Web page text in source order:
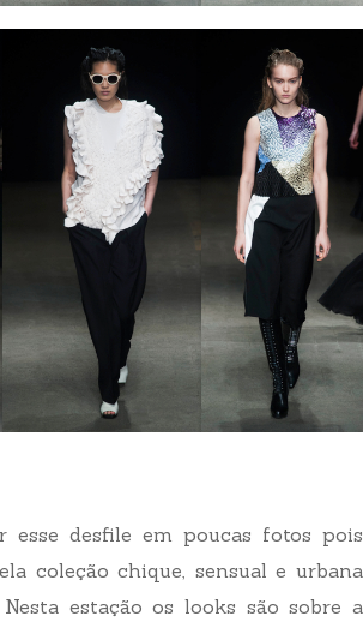
esse desfile em poucas fotos pois
coleção chique, sensual e urbana
estação os looks são sobre a